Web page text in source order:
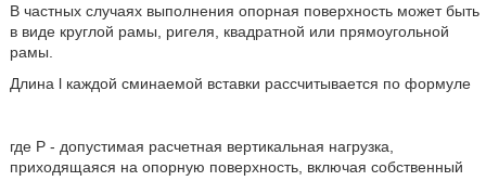
В частных случаях выполнения опорная поверхность может быть
в виде круглой рамы, ригеля, квадратной или прямоугольной
рамы.
Длина l каждой сминаемой вставки рассчитывается по формуле
где P - допустимая расчетная вертикальная нагрузка,
приходящаяся на опорную поверхность, включая собственный